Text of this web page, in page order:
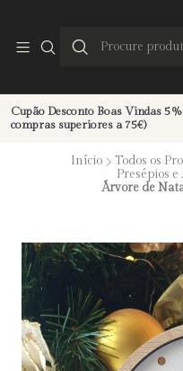
Cupão Desconto Boas Vindas
compras superiores a 75€)
Início Todos os
Presépios
Árvore de